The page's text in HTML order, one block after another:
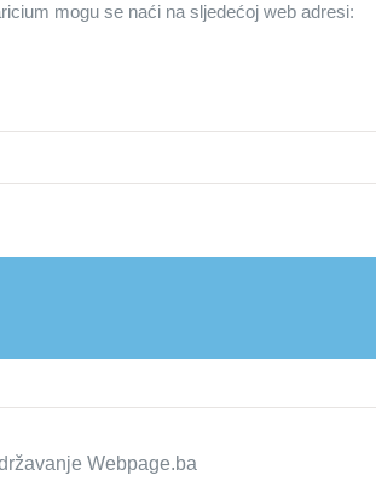
mogu se naći na sljedećoj web adresi:
Webpage.ba